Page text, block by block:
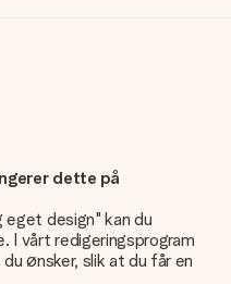
dette på
eget design" kan du
I vårt redigeringsprogram
ønsker, slik at du får en